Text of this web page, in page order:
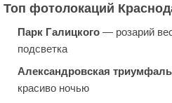
Топ фотолокаций
Парк Галицкого — розарий
подсветка
Александровская
красиво ночью